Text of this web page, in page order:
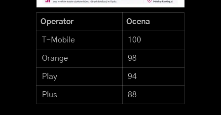
Operator Ocena
T-Mobile 100
Orange 98
Play 94
Plus 88